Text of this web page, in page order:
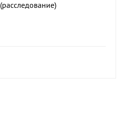
(расследование)